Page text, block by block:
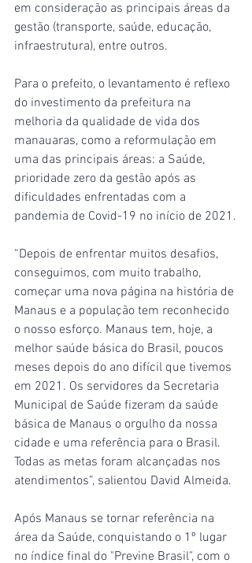
em consideração as principais áreas da
gestão (transporte, saúde, educação,
infraestrutura), entre outros.
Para o prefeito, o levantamento é reflexo
do investimento da prefeitura na
melhoria da qualidade de vida dos
manauaras, como a reformulação em
uma das principais áreas: a Saúde,
prioridade zero da gestão após as
dificuldades enfrentadas com a
pandemia de Covid-19 no início de 2021.
“Depois de enfrentar muitos desafios,
conseguimos, com muito trabalho,
começar uma nova página na história de
Manaus e a população tem reconhecido
o nosso esforço. Manaus tem, hoje, a
melhor saúde básica do Brasil, poucos
meses depois do ano difícil que tivemos
em 2021. Os servidores da Secretaria
Municipal de Saúde fizeram da saúde
básica de Manaus o orgulho da nossa
cidade e uma referência para o Brasil.
Todas as metas foram alcançadas nos
atendimentos”, salientou David Almeida.
Após Manaus se tornar referência na
área da Saúde, conquistando o 1º lugar
no índice final do "Previne Brasil", com o